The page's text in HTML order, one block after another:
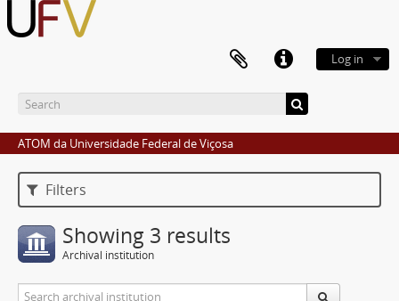
Log in
ATOM da Universidade Federal de Viçosa
Filters
Showing 3 results
Archival institution